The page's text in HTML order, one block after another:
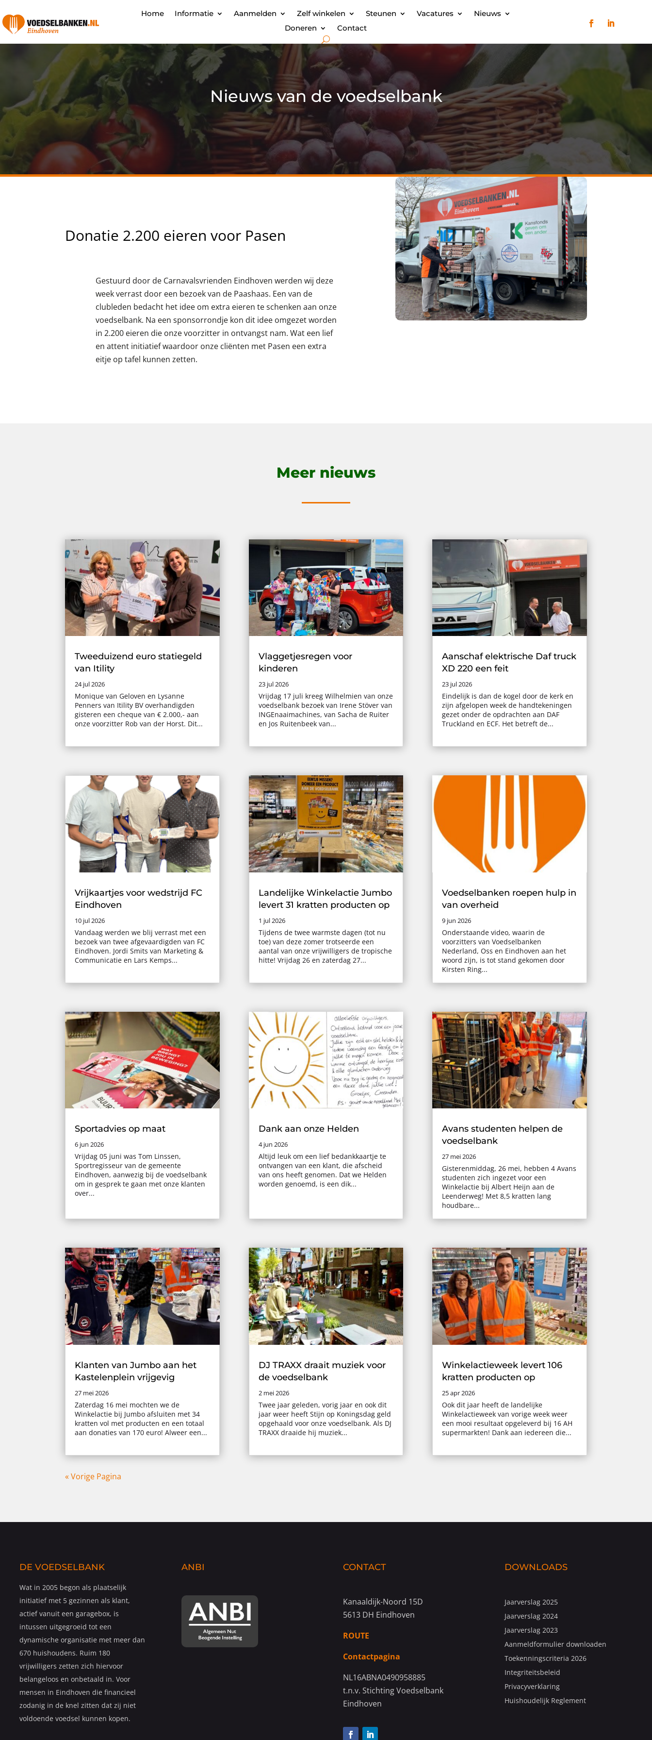
Home Informatie Aanmelden Zelf winkelen Steunen Vacatures
Nieuws
Doneren
Contact
Nieuws van de voedselbank
Donatie 2.200 eieren voor Pasen
Gestuurd door de Carnavalsvrienden Eindhoven werden wij deze
week verrast door een bezoek van de Paashaas. Een van de
clubleden bedacht het idee om extra eieren te schenken aan onze
voedselbank. Na een sponsorrondje kon dit idee omgezet worden
in 2.200 eieren die onze voorzitter in ontvangst nam. Wat een lief
en attent initiatief waardoor onze cliënten met Pasen een extra
eitje op tafel kunnen zetten.
Meer nieuws
Tweeduizend euro statiegeld
van Itility
24 jul 2026
Monique van Geloven en Lysanne
Penners van Itility BV overhandigden
gisteren een cheque van € 2.000,- aan
onze voorzitter Rob van der Horst. Dit...
Vrijkaartjes voor wedstrijd FC
Eindhoven
10 jul 2026
Vandaag werden we blij verrast met een
bezoek van twee afgevaardigden van FC
Eindhoven. Jordi Smits van Marketing &
Communicatie en Lars Kemps...
Sportadvies op maat
6 jun 2026
Vrijdag 05 juni was Tom Linssen,
Sportregisseur van de gemeente
Eindhoven, aanwezig bij de voedselbank
om in gesprek te gaan met onze klanten
over...
Klanten van Jumbo aan het
Kastelenplein vrijgevig
27 mei 2026
Zaterdag 16 mei mochten we de
Winkelactie bij Jumbo afsluiten met 34
kratten vol met producten en een totaal
aan donaties van 170 euro! Alweer een...
Vlaggetjesregen voor
kinderen
23 jul 2026
Vrijdag 17 juli kreeg Wilhelmien van onze
voedselbank bezoek van Irene Stöver van
INGEnaaimachines, van Sacha de Ruiter
en Jos Ruitenbeek van...
Landelijke Winkelactie Jumbo
levert 31 kratten producten op
1 jul 2026
Tijdens de twee warmste dagen (tot nu
toe) van deze zomer trotseerde een
aantal van onze vrijwilligers de tropische
hitte! Vrijdag 26 en zaterdag 27...
Dank aan onze Helden
4 jun 2026
Altijd leuk om een lief bedankkaartje te
ontvangen van een klant, die afscheid
van ons heeft genomen. Dat we Helden
worden genoemd, is een dik...
DJ TRAXX draait muziek voor
de voedselbank
2 mei 2026
Twee jaar geleden, vorig jaar en ook dit
jaar weer heeft Stijn op Koningsdag geld
opgehaald voor onze voedselbank. Als DJ
TRAXX draaide hij muziek...
Aanschaf elektrische Daf truck
XD 220 een feit
23 jul 2026
Eindelijk is dan de kogel door de kerk en
zijn afgelopen week de handtekeningen
gezet onder de opdrachten aan DAF
Truckland en ECF. Het betreft de...
Voedselbanken roepen hulp in
van overheid
9 jun 2026
Onderstaande video, waarin de
voorzitters van Voedselbanken
Nederland, Oss en Eindhoven aan het
woord zijn, is tot stand gekomen door
Kirsten Ring...
Avans studenten helpen de
voedselbank
27 mei 2026
Gisterenmiddag, 26 mei, hebben 4 Avans
studenten zich ingezet voor een
Winkelactie bij Albert Heijn aan de
Leenderweg! Met 8,5 kratten lang
houdbare...
Winkelactieweek levert 106
kratten producten op
25 apr 2026
Ook dit jaar heeft de landelijke
Winkelactieweek van vorige week weer
een mooi resultaat opgeleverd bij 16 AH
supermarkten! Dank aan iedereen die...
« Vorige Pagina
DE VOEDSELBANK
Wat in 2005 begon als plaatselijk
initiatief met 5 gezinnen als klant,
actief vanuit een garagebox, is
intussen uitgegroeid tot een
dynamische organisatie met meer dan
670 huishoudens. Ruim 180
vrijwilligers zetten zich hiervoor
belangeloos en onbetaald in. Voor
mensen in Eindhoven die financieel
zodanig in de knel zitten dat zij niet
voldoende voedsel kunnen kopen.
ANBI CONTACT
Kanaaldijk-Noord 15D
5613 DH Eindhoven
ROUTE
Contactpagina
NL16ABNA0490958885
t.n.v. Stichting Voedselbank
Eindhoven
DOWNLOADS
Jaarverslag 2025
Jaarverslag 2024
Jaarverslag 2023
Aanmeldformulier downloaden
Toekenningscriteria 2026
Integriteitsbeleid
Privacyverklaring
Huishoudelijk Reglement